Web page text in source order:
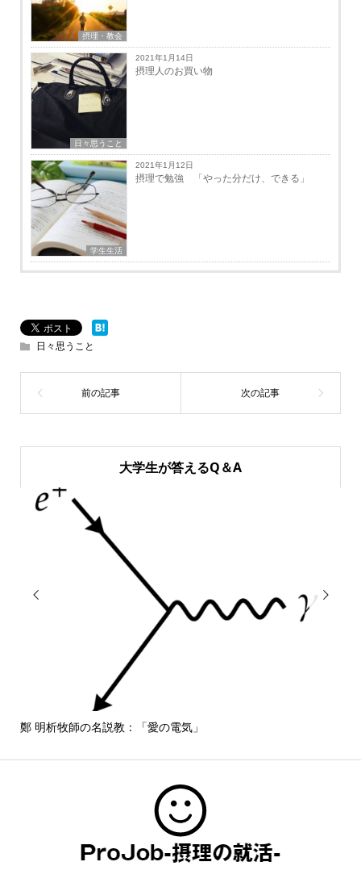
摂理・教会
日々思うこと
2021年1月14日
摂理人のお買い物
学生生活
2021年1月12日
摂理で勉強 「やった分だけ、できる」
日々思うこと
大学生が答えるQ＆A

鄭 明析牧師の名説教：「愛の電気」
